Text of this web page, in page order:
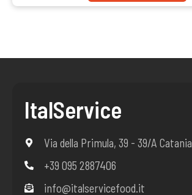
ItalService
Via della Primula, 39 - 39/A Catania
+39 095 2887406
info@italservicefood.it